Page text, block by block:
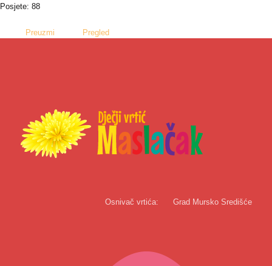
Posjete: 88
Preuzmi Pregled
Osnivač vrtića: Grad Mursko Središće